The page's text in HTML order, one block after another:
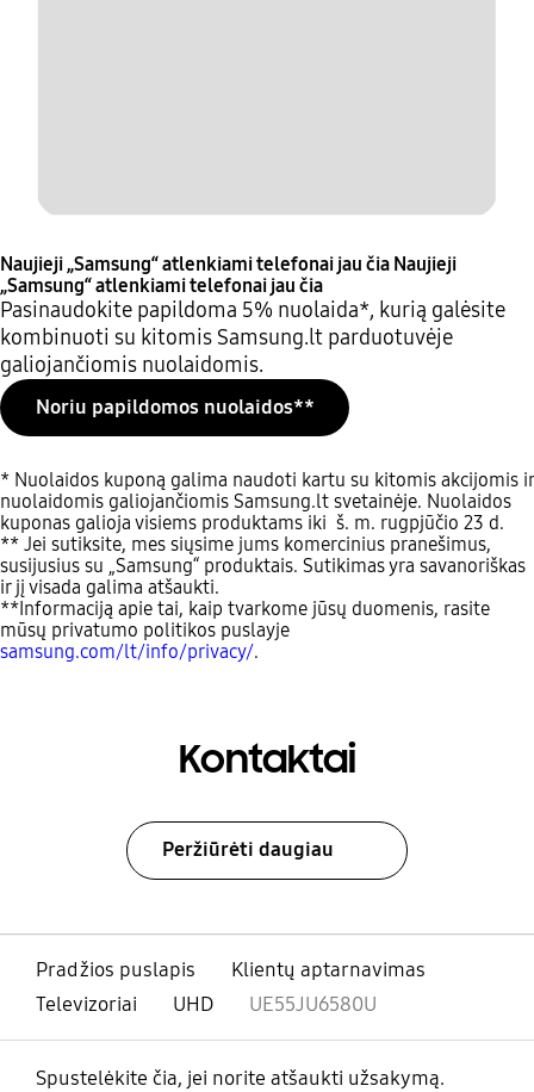
Naujieji „Samsung“ atlenkiami telefonai jau čia Naujieji
„Samsung“ atlenkiami telefonai jau čia
Pasinaudokite papildoma 5% nuolaida*, kurią galėsite
kombinuoti su kitomis Samsung.lt parduotuvėje
galiojančiomis nuolaidomis.
Noriu papildomos nuolaidos**
* Nuolaidos kuponą galima naudoti kartu su kitomis akcijomis ir
nuolaidomis galiojančiomis Samsung.lt svetainėje. Nuolaidos
kuponas galioja visiems produktams iki š. m. rugpjūčio 23 d.
** Jei sutiksite, mes siųsime jums komercinius pranešimus,
susijusius su „Samsung“ produktais. Sutikimas yra savanoriškas
ir jį visada galima atšaukti.
**Informaciją apie tai, kaip tvarkome jūsų duomenis, rasite
mūsų privatumo politikos puslayje
samsung.com/lt/info/privacy/.
Kontaktai
Peržiūrėti daugiau
Pradžios puslapis
Klientų aptarnavimas
Televizoriai
UHD UE55JU6580U
Spustelėkite čia, jei norite atšaukti užsakymą.